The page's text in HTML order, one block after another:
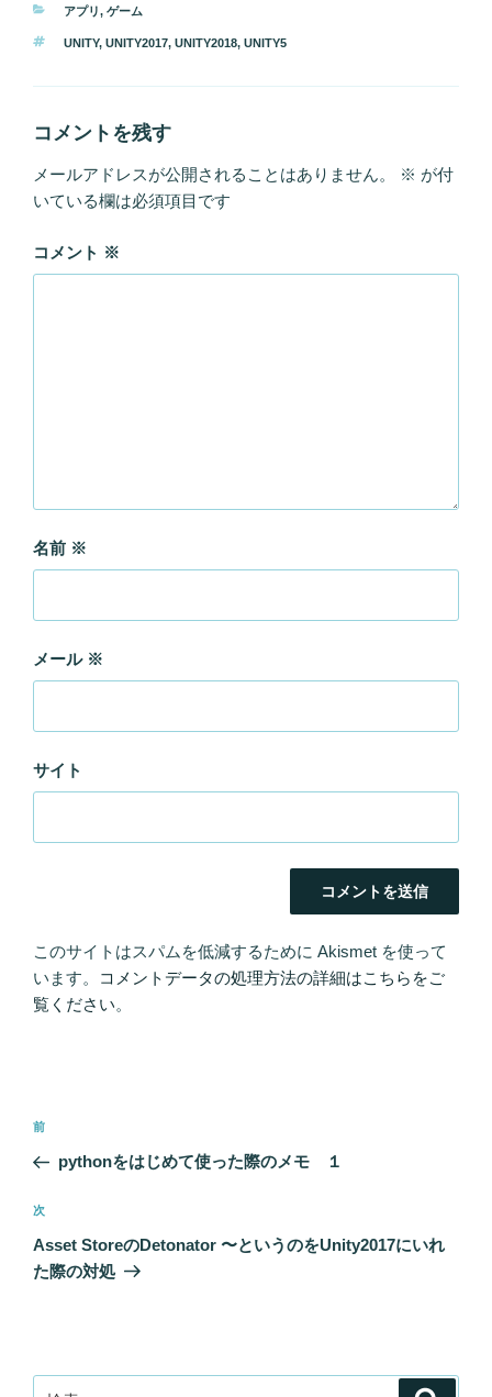
カ
ゴ
ー
アプリ, ゲーム
タ
UNITY, UNITY2017, UNITY2018, UNITY5
コメントを残す
メールアドレスが公開されることはありません。 ※ が付
いている欄は必須項目です
コメント ※
名前 ※
メール ※
サイト
このサイトはスパムを低減するために Akismet を使って
います。
コメントデータの処理方法の詳細はこちらをご
覧ください。
投
ナ
ビ
ゲ
ー
過
去
投
前
pythonをはじめて使った際のメモ １
次
の
投
次
Asset StoreのDetonator 〜というのをUnity2017にいれ
た際の対処